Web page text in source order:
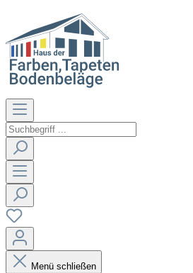
Menü schließen